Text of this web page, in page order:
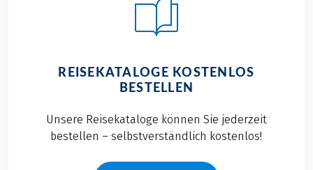
REISEKATALOGE KOSTENLOS
BESTELLEN
Unsere Reisekataloge können Sie jederzeit
bestellen – selbstverständlich kostenlos!